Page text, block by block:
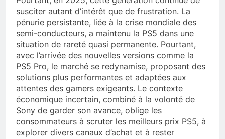
susciter autant d’intérêt que de frustration. La
pénurie persistante, liée à la crise mondiale des
semi-conducteurs, a maintenu la PS5 dans une
situation de rareté quasi permanente. Pourtant,
avec l’arrivée des nouvelles versions comme la
PS5 Pro, le marché se redynamise, proposant des
solutions plus performantes et adaptées aux
attentes des gamers exigeants. Le contexte
économique incertain, combiné à la volonté de
Sony de garder son avance, oblige les
consommateurs à scruter les meilleurs prix PS5, à
explorer divers canaux d’achat et à rester